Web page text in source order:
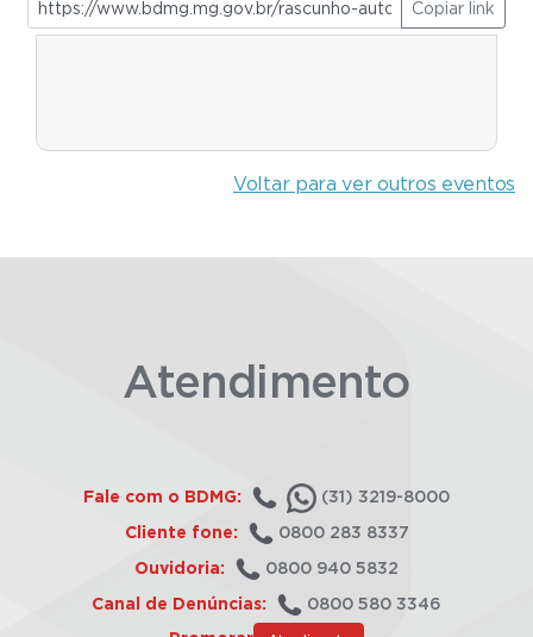
Copiar link
Voltar para ver outros eventos
Atendimento
Fale com o BDMG: (31) 3219-8000
Cliente fone: 0800 283 8337
Ouvidoria: 0800 940 5832
Canal de Denúncias: 0800 580 3346